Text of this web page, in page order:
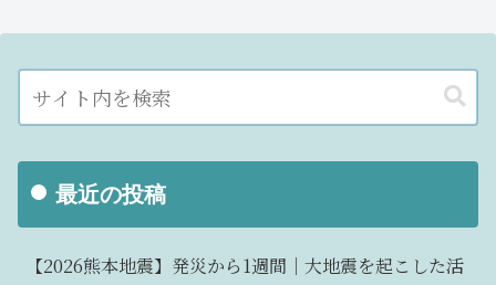
最近の投稿
【2026熊本地震】発災から1週間｜大地震を起こした活